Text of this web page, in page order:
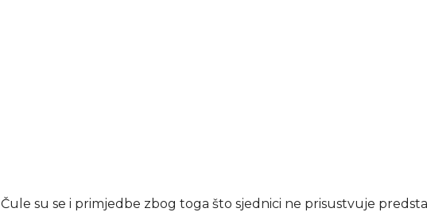
Čule su se i primjedbe zbog toga što sjednici ne prisustvuje